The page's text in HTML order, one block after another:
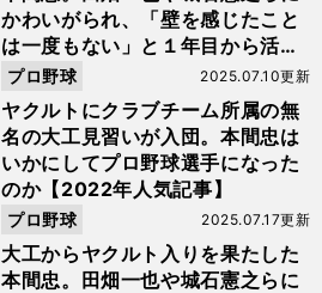
かわいがられ、「壁を感じたこと
は一度もない」と１年目から活躍
した【2022年人気記事】
ヤクルトにクラブチーム所属の無
名の大工見習いが入団。本間忠は
いかにしてプロ野球選手になった
のか【2022年人気記事】
2025.07.10更新
プロ野球
大工からヤクルト入りを果たした
本間忠。田畑一也や城石憲之らに
2025.07.17更新
プロ野球